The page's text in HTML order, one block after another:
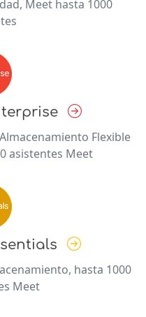
Meet hasta 1000
Flexible
asistentes Meet
hasta 1000
Meet